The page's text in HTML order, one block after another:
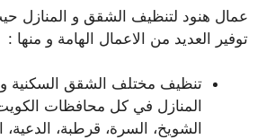
عمال هنود لتنظيف الشقق و المنازل
توفير العديد من الاعمال الهامة و منها :
تنظيف مختلف الشقق السكنية و
المنازل في كل محافظات
الشويخ، السرة، قرطبة، الدعية،